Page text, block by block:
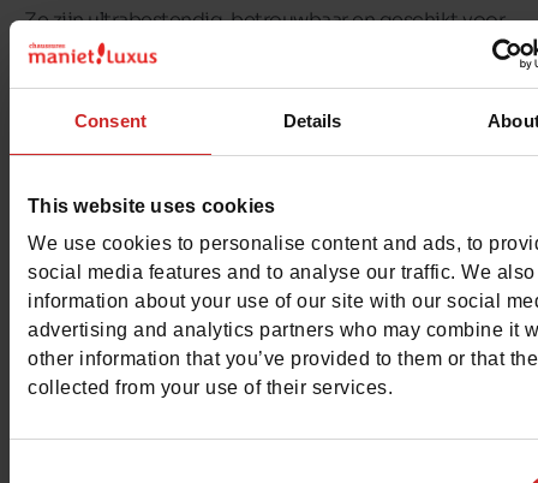
Consent Details
This website uses cookies
We use cookies to personalise content and ads, to
social media features and to analyse our traffic. We
information about your use of our site with our social
advertising and analytics partners who may combine it
other information that you’ve provided to them or that
collected from your use of their services.
Ze zijn ultrabestendig, betrouwbaar en geschikt voor
buitenactiviteiten.
zijn voor wie
reizen en wandelen houdt!
In de rekken van onzeManiet! Luxus winkelsvind je
verschillende kleuren, maar ook sneakers en sandalen.